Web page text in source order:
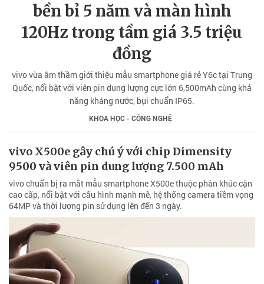
bền bỉ 5 năm và màn hình
120Hz trong tầm giá 3.5 triệu
đồng
vivo vừa âm thầm giới thiệu mẫu smartphone giá rẻ Y6c tại Trung
Quốc, nổi bật với viên pin dung lượng cực lớn 6,500mAh cùng khả
năng kháng nước, bụi chuẩn IP65.
KHOA HỌC - CÔNG NGHỆ
vivo X500e gây chú ý với chip Dimensity
9500 và viên pin dung lượng 7.500 mAh
vivo chuẩn bị ra mắt mẫu smartphone X500e thuộc phân khúc cận
cao cấp, nổi bật với cấu hình mạnh mẽ, hệ thống camera tiềm vọng
64MP và thời lượng pin sử dụng lên đến 3 ngày.